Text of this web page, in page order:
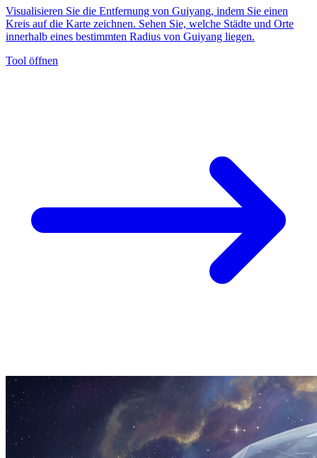
Visualisieren Sie die Entfernung von Guiyang, indem Sie einen
Kreis auf die Karte zeichnen. Sehen Sie, welche Städte und Orte
innerhalb eines bestimmten Radius von Guiyang liegen.
Tool öffnen